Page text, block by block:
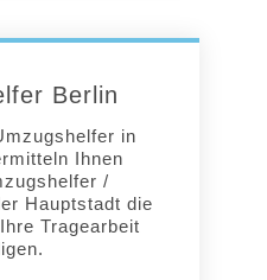
Berlin
in
Ihnen
/
Hauptstadt die
Tragearbeit